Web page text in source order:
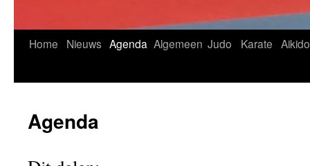
Home Nieuws Agenda Algemeen Judo Karate Aikido
Agenda